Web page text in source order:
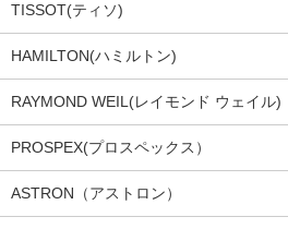
TISSOT(ティソ)
HAMILTON(ハミルトン)
RAYMOND WEIL(レイモンド ウェイル)
PROSPEX(プロスペックス）
ASTRON（アストロン）